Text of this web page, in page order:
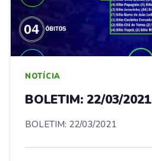
NOTÍCIA
BOLETIM: 22/03/2021
BOLETIM: 22/03/2021